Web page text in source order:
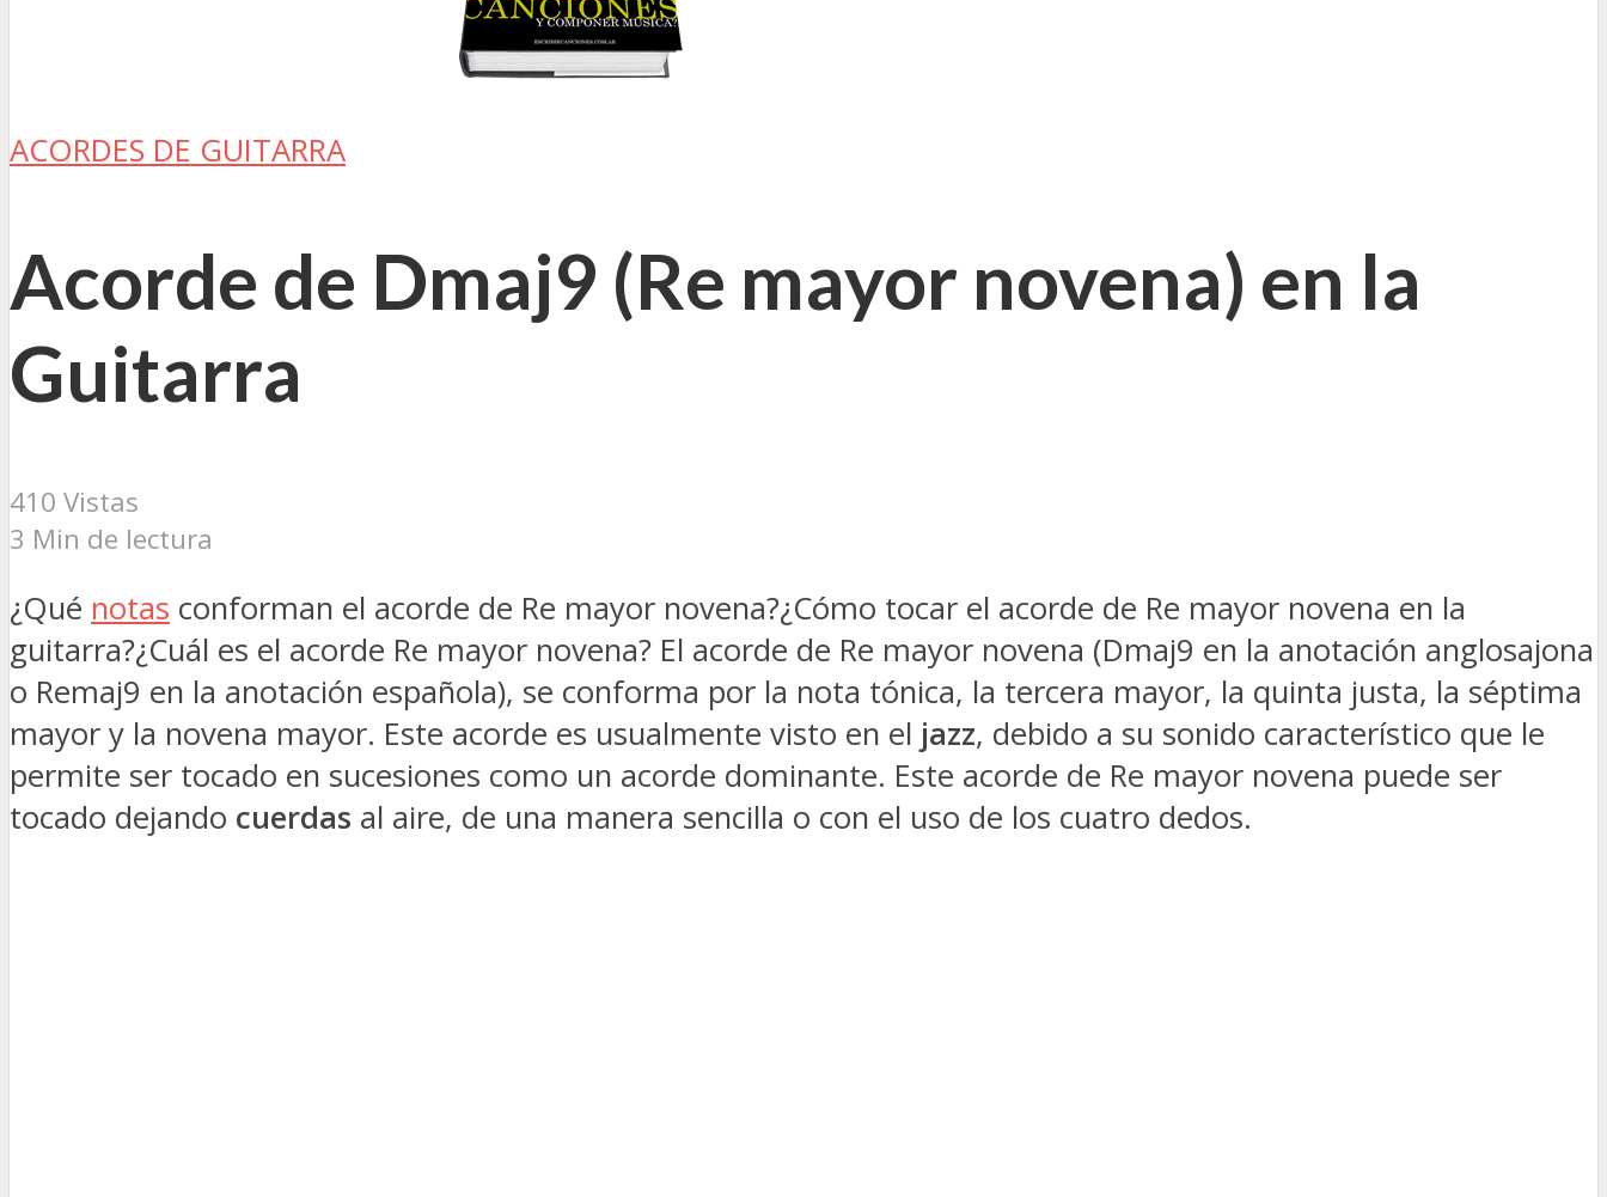
ACORDES DE GUITARRA
Acorde de Dmaj9 (Re mayor novena) en la
Guitarra
410 Vistas
3 Min de lectura
¿Qué notas conforman el acorde de Re mayor novena?¿Cómo tocar el acorde de Re mayor novena en la
guitarra?¿Cuál es el acorde Re mayor novena? El acorde de Re mayor novena (Dmaj9 en la anotación anglosajona
o Remaj9 en la anotación española), se conforma por la nota tónica, la tercera mayor, la quinta justa, la séptima
mayor y la novena mayor. Este acorde es usualmente visto en el jazz, debido a su sonido característico que le
permite ser tocado en sucesiones como un acorde dominante. Este acorde de Re mayor novena puede ser
tocado dejando cuerdas al aire, de una manera sencilla o con el uso de los cuatro dedos.